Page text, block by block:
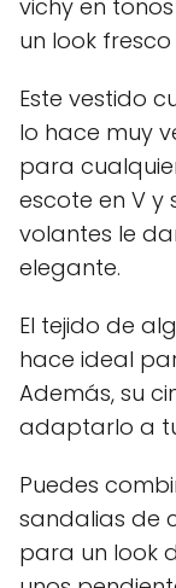
vichy en
un look fresco
Este vestido
lo hace muy
para
escote en V
volantes le
elegante.
El tejido de
hace ideal
Además, su
adaptarlo a
Puedes
sandalias de
para un look